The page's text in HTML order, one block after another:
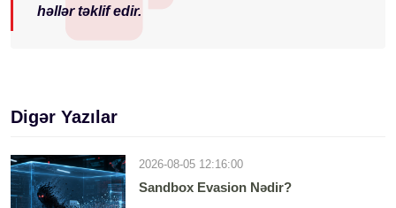
həllər təklif edir.
Digər Yazılar
2026-08-05 12:16:00
Sandbox Evasion Nədir?